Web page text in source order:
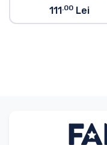
111 .00 Lei